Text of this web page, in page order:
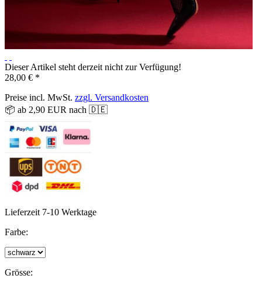
Dieser Artikel steht derzeit nicht zur Verfügung!
28,00 € *
Preise incl. MwSt. zzgl. Versandkosten
📦 ab 2,90 EUR nach 🇩🇪
Lieferzeit 7-10 Werktage
Farbe:
Grösse: